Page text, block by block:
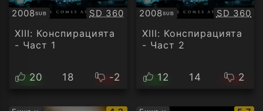
2008SUB
Субтитри Качество:
SD 360
ХІІІ: Конспирацията
- Част 1
20 18 -2
2008SUB
Субтитри SD 360
ХІІІ: Конспирацията
- Част 2
12 14 2